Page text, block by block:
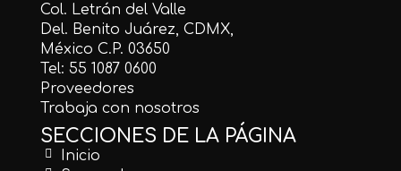
Col. Letrán del Valle
Del. Benito Juárez, CDMX,
México C.P. 03650
Tel: 55 1087 0600
Proveedores
Trabaja con nosotros
SECCIONES DE LA PÁGINA
Inicio